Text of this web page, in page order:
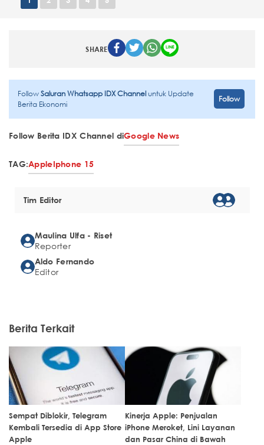
SHARE
FollowSaluran Whatsapp IDX Channeluntuk Update
Berita Ekonomi
Follow
Follow Berita IDX Channel diGoogle News
TAG:AppleIphone 15
Tim Editor
Maulina Ulfa - Riset
Reporter
Aldo Fernando
Editor
Berita Terkait
Sempat Diblokir, Telegram
Kembali Tersedia di App Store
Apple
Kinerja Apple: Penjualan
iPhone Meroket, Lini Layanan
dan Pasar China di Bawah